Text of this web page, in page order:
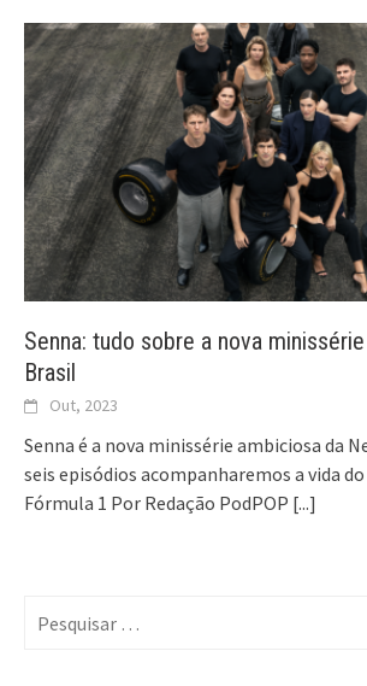
Senna: tudo sobre a nova
Brasil
Out, 2023
Senna é a nova minissérie ambiciosa da
seis episódios acompanharemos a vida
Fórmula 1 Por Redação PodPOP [...]